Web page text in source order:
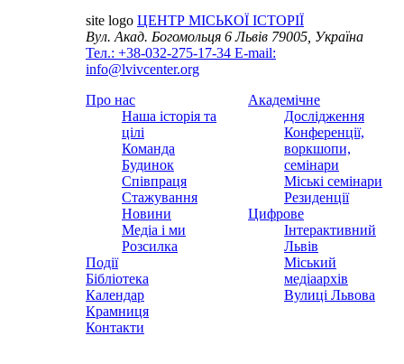
site logo ЦЕНТР МІСЬКОЇ ІСТОРІЇ
Вул. Акад. Богомольця 6Львів 79005, Україна
Тел.: +38-032-275-17-34 E-mail:
info@lvivcenter.org
Про нас
Наша історія та
цілі
Команда
Будинок
Співпраця
Стажування
Новини
Медіа і ми
Розсилка
Події
Бібліотека
Календар
Крамниця
Контакти
Академічне
Дослідження
Конференції,
воркшопи,
семінари
Міські семінари
Резиденції
Цифрове
Інтерактивний
Львів
Міський
медіаархів
Вулиці Львова